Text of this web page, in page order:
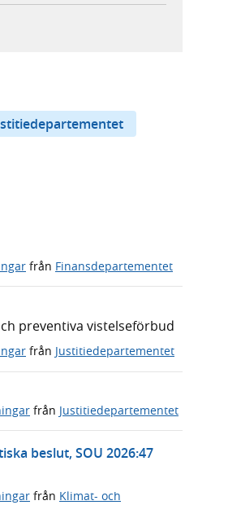
från Finansdepartementet
preventiva vistelseförbud
från Justitiedepartementet
från Justitiedepartementet
beslut, SOU 2026:47
från Klimat- och